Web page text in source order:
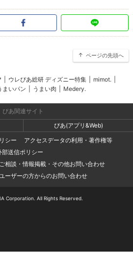
ページの先頭へ
ウレぴあ総研 ディズニー特集 mimot.
まいパン うまい肉 Medery.
ぴあ関連サイト
ぴあ(アプリ&Web)
シー
アクセスデータの利用・著作権等
部送信ポリシー
相談・情報掲載・その他お問い合わせ
ーザーの方からのお問い合わせ
Corporation. All Rights Reserved.